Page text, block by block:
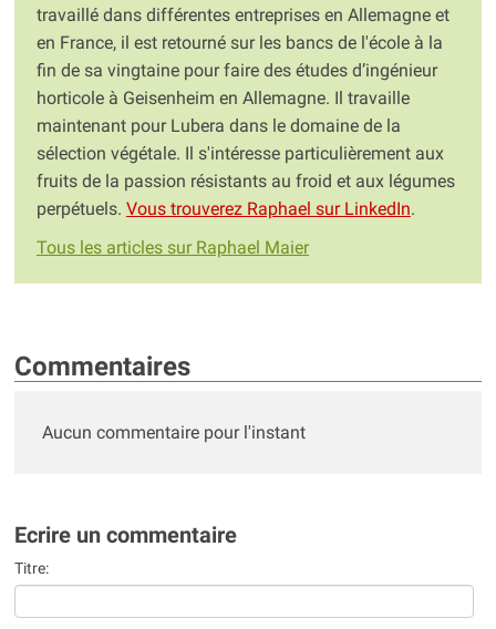
travaillé dans différentes entreprises en Allemagne et
en France, il est retourné sur les bancs de l'école à la
fin de sa vingtaine pour faire des études d’ingénieur
horticole à Geisenheim en Allemagne. Il travaille
maintenant pour Lubera dans le domaine de la
sélection végétale. Il s'intéresse particulièrement aux
fruits de la passion résistants au froid et aux légumes
perpétuels. Vous trouverez Raphael sur LinkedIn.
Tous les articles sur Raphael Maier
Commentaires
Aucun commentaire pour l'instant
Ecrire un commentaire
Titre: